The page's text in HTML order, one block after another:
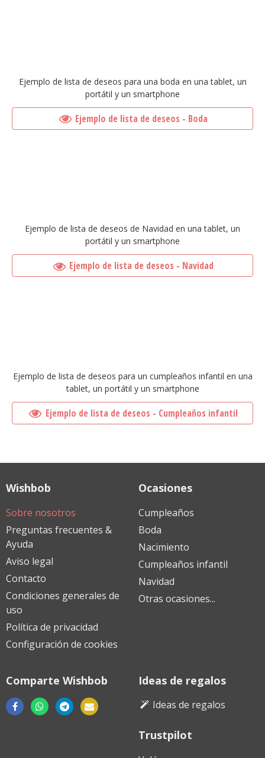
Ejemplo de lista de deseos para una boda en una tablet, un
portátil y un smartphone
Ejemplo de lista de deseos - Boda
Ejemplo de lista de deseos de Navidad en una tablet, un
portátil y un smartphone
Ejemplo de lista de deseos - Navidad
Ejemplo de lista de deseos para un cumpleaños infantil en una
tablet, un portátil y un smartphone
Ejemplo de lista de deseos - Cumpleaños infantil
Wishbob
Sobre nosotros
Preguntas frecuentes &
Ayuda
Aviso legal
Contacto
Condiciones generales de
uso
Política de privacidad
Configuración de cookies
Ocasiones
Cumpleaños
Boda
Nacimiento
Cumpleaños infantil
Navidad
Otras ocasiones...
Comparte Wishbob Ideas de regalos
Ideas de regalos
Trustpilot